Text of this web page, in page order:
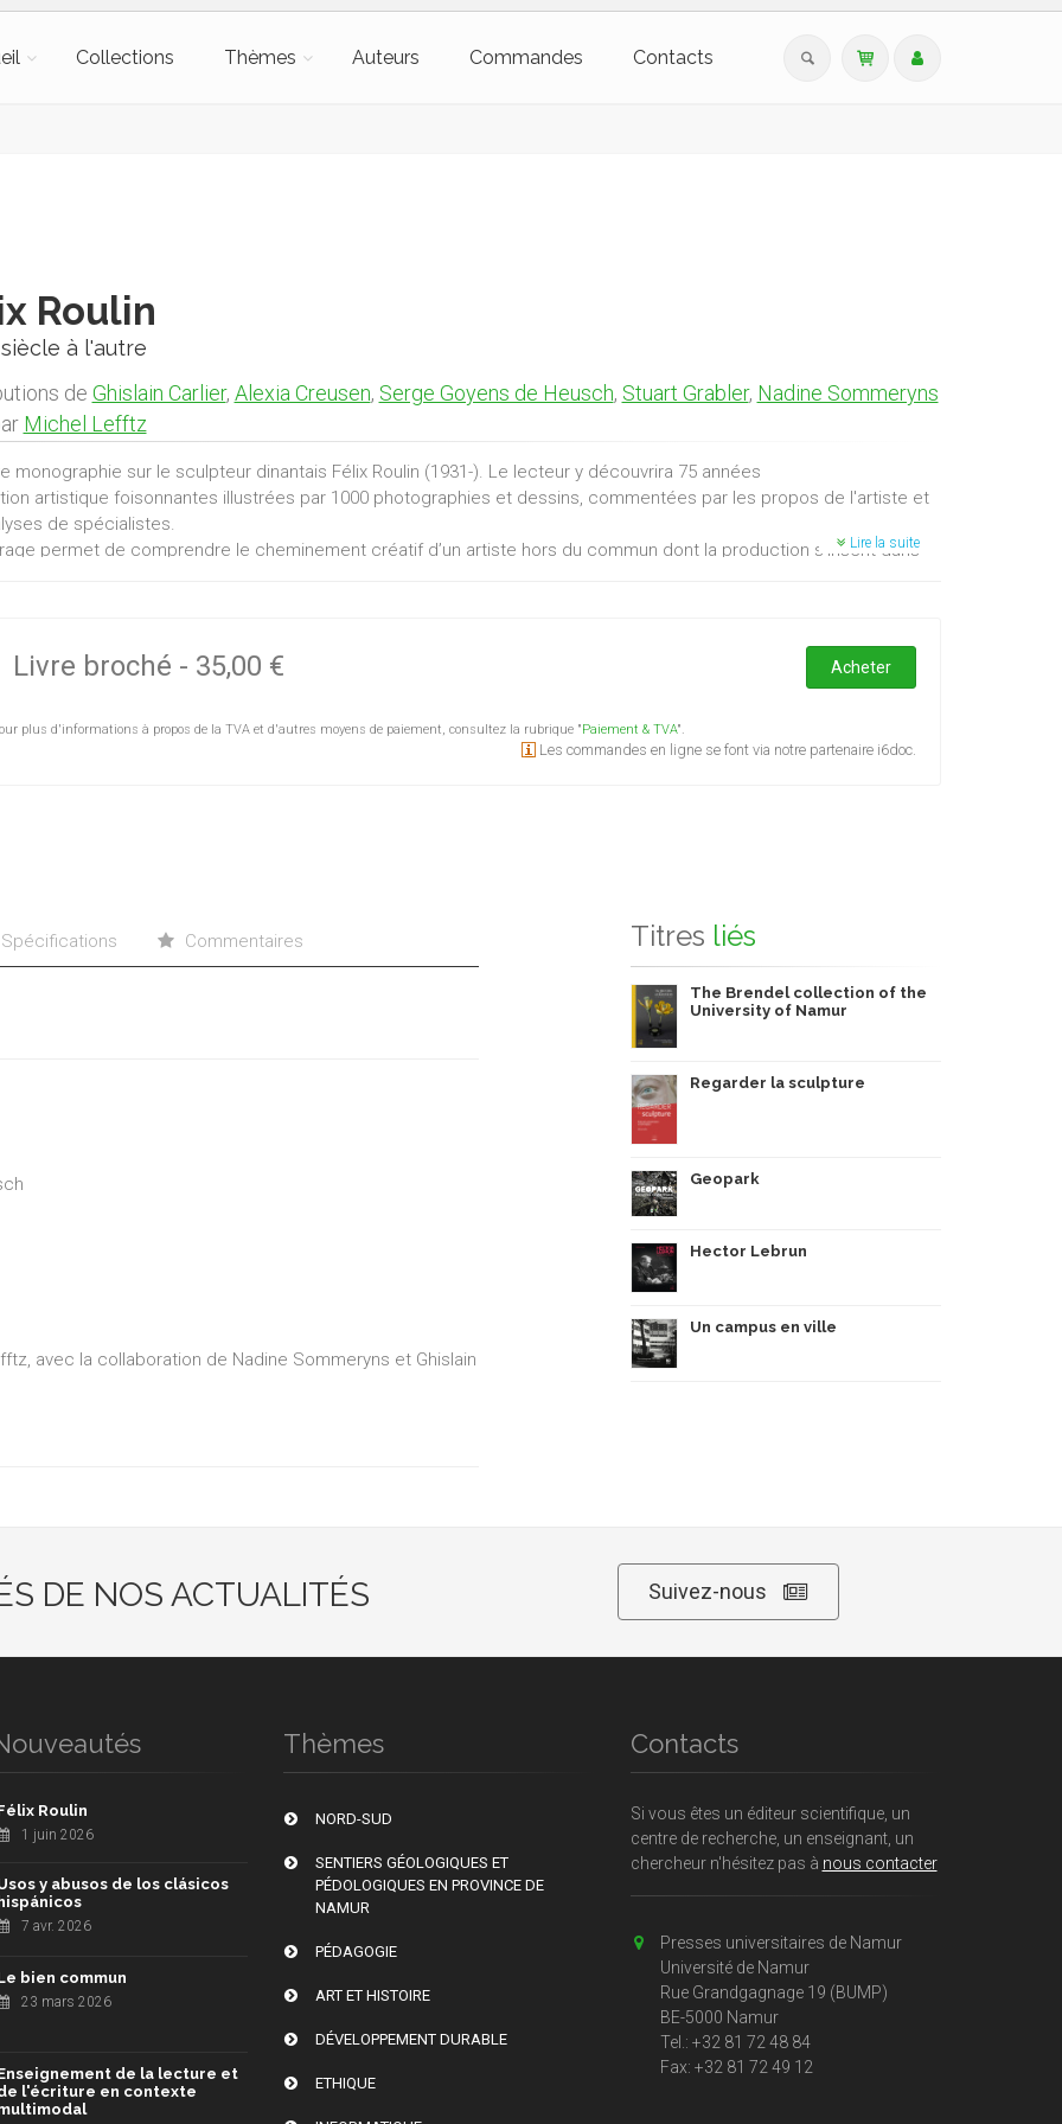
Collections Thèmes Auteurs Commandes Contacts
Roulin
siècle à l'autre
de Ghislain Carlier, Alexia Creusen, Serge Goyens de Heusch, Stuart Grabler, Nadine Sommeryns
Michel Lefftz
monographie sur le sculpteur dinantais Félix Roulin (1931-). Le lecteur y découvrira 75 années
artistique foisonnantes illustrées par 1000 photographies et dessins, commentées par les propos de l'artiste et
de spécialistes.
permet de comprendre le cheminement créatif d’un artiste hors du commun dont la production s’inscrit dans
Lire la suite
Livre broché - 35,00 € Acheter
plus d'informations à propos de la TVA et d'autres moyens de paiement, consultez la rubrique "Paiement & TVA".
Les commandes en ligne se font via notre partenaire i6doc.
Spécifications Commentaires
avec la collaboration de Nadine Sommeryns et Ghislain
Titres liés
The Brendel collection of the
University of Namur
Regarder la sculpture
Geopark
Hector Lebrun
Un campus en ville
DE NOS ACTUALITÉS Suivez-nous
Roulin
1 juin 2026
y abusos de los clásicos
7 avr. 2026
bien commun
23 mars 2026
de la lecture et
l'écriture en contexte
Thèmes
NORD-SUD
SENTIERS GÉOLOGIQUES ET
PÉDOLOGIQUES EN PROVINCE DE
NAMUR
PÉDAGOGIE
ART ET HISTOIRE
DÉVELOPPEMENT DURABLE
ETHIQUE
Contacts
Si vous êtes un éditeur scientifique, un
centre de recherche, un enseignant, un
chercheur n'hésitez pas à nous contacter
Presses universitaires de Namur
Université de Namur
Rue Grandgagnage 19 (BUMP)
BE-5000 Namur
Tel.: +32 81 72 48 84
Fax: +32 81 72 49 12